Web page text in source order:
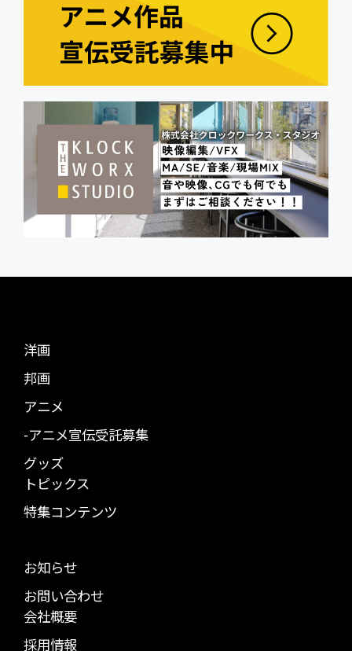
洋画
邦画
アニメ
-アニメ宣伝受託募集
グッズ
トピックス
特集コンテンツ
お知らせ
お問い合わせ
会社概要
採用情報